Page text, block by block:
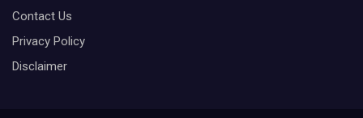
Contact Us
Privacy Policy
Disclaimer